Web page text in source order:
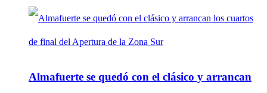
Almafuerte se quedó con el clásico y arrancan